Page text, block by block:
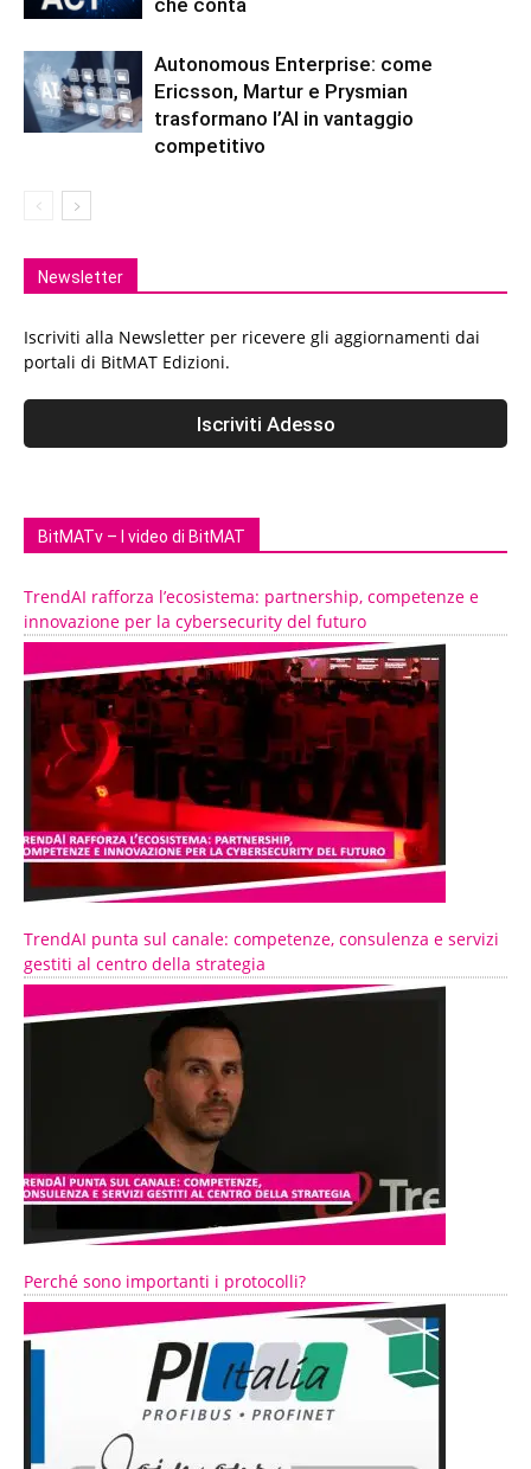
Autonomous Enterprise: come
Ericsson, Martur e Prysmian
trasformano l’AI in vantaggio
competitivo
Newsletter
Iscriviti alla Newsletter per ricevere gli aggiornamenti dai
portali di BitMAT Edizioni.
BitMATv – I video di BitMAT
TrendAI rafforza l’ecosistema: partnership, competenze e
innovazione per la cybersecurity del futuro
TrendAI punta sul canale: competenze, consulenza e servizi
gestiti al centro della strategia
Perché sono importanti i protocolli?